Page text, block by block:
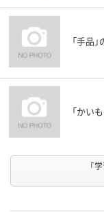
「手品
「かい
「